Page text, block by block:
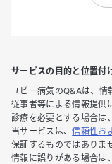
サービスの目的と位置付
ユビー病気のQ&Aは、情
従事者等による情報提供
診療を必要とする場合は、
当サービスは、信頼性お
保証するものではありま
情報に誤りがある場合は、